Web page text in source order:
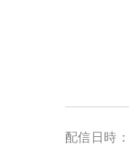
配信日時：